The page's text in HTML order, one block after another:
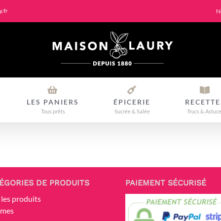
LES PANIERS
Tous prêts
ÉPICERIE
Sucrée & Salée Trucs &
DE PRODUITS
les produits
PAIEMENT SÉCURISÉ